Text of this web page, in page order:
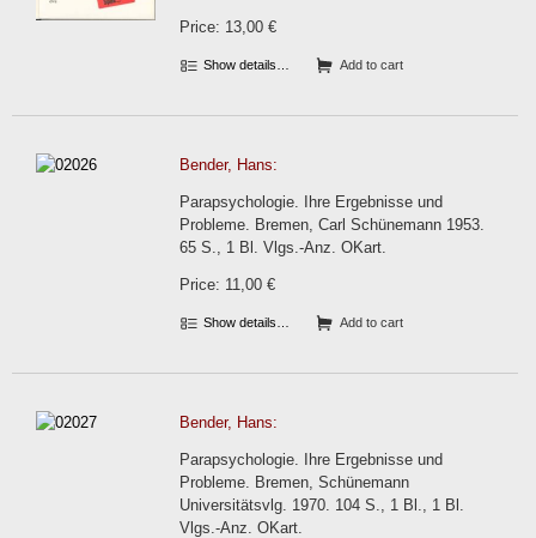
Price: 13,00 €
Show details… Add to cart
Bender, Hans:
Parapsychologie. Ihre Ergebnisse und
Probleme. Bremen, Carl Schünemann 1953.
65 S., 1 Bl. Vlgs.-Anz. OKart.
Price: 11,00 €
Show details… Add to cart
Bender, Hans:
Parapsychologie. Ihre Ergebnisse und
Probleme. Bremen, Schünemann
Universitätsvlg. 1970. 104 S., 1 Bl., 1 Bl.
Vlgs.-Anz. OKart.